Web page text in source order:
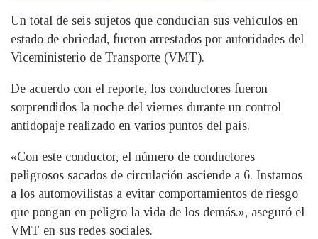
Un total de seis sujetos que conducían sus vehículos en
estado de ebriedad, fueron arrestados por autoridades del
Viceministerio de Transporte (VMT).
De acuerdo con el reporte, los conductores fueron
sorprendidos la noche del viernes durante un control
antidopaje realizado en varios puntos del país.
«Con este conductor, el número de conductores
peligrosos sacados de circulación asciende a 6. Instamos
a los automovilistas a evitar comportamientos de riesgo
que pongan en peligro la vida de los demás.», aseguró el
VMT en sus redes sociales.